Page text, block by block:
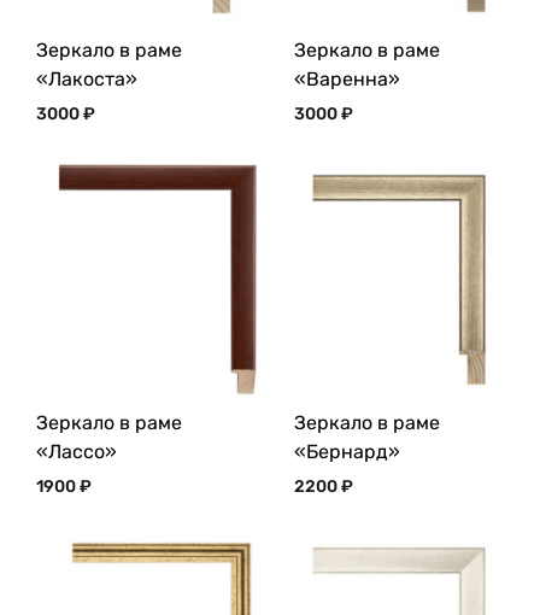
Зеркало в раме
«Лакоста»
3000₽
Зеркало в раме
«Варенна»
3000₽
Зеркало в раме
«Лассо»
1900₽
Зеркало в раме
«Бернард»
2200₽